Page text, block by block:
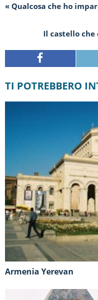
« Qualcosa che ho
Il castello
TI POTREBBERO
Armenia Yerevan